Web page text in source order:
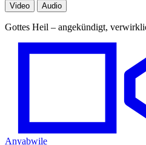
Video Audio
Gottes Heil – angekündigt,
Anyabwile